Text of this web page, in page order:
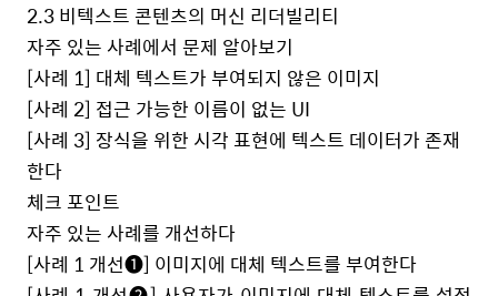
2.3비텍스트 콘텐츠의 머신 리더빌리티
자주 있는 사례에서 문제 알아보기
[사례 1] 대체 텍스트가 부여되지 않은 이미지
[사례 2] 접근 가능한 이름이 없는 UI
[사례 3] 장식을 위한 시각 표현에 텍스트 데이터가 존재
한다
체크 포인트
자주 있는 사례를 개선하다
[사례 1 개선❶] 이미지에 대체 텍스트를 부여한다